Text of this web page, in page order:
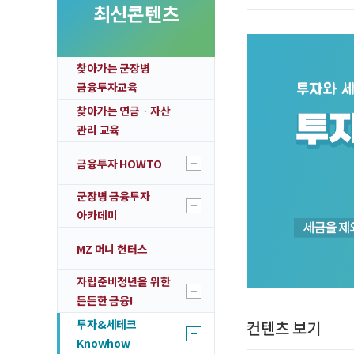
실전투자
최신콘텐츠
찾아가는 군장병
금융투자교육
찾아가는 연금ᆞ자산
관리 교육
금융투자 HOWTO
군장병 금융투자
아카데미
MZ 머니 헌터스
자립준비청년을 위한
든든한 금융!
투자&세테크
Knowhow
컨텐츠 보기